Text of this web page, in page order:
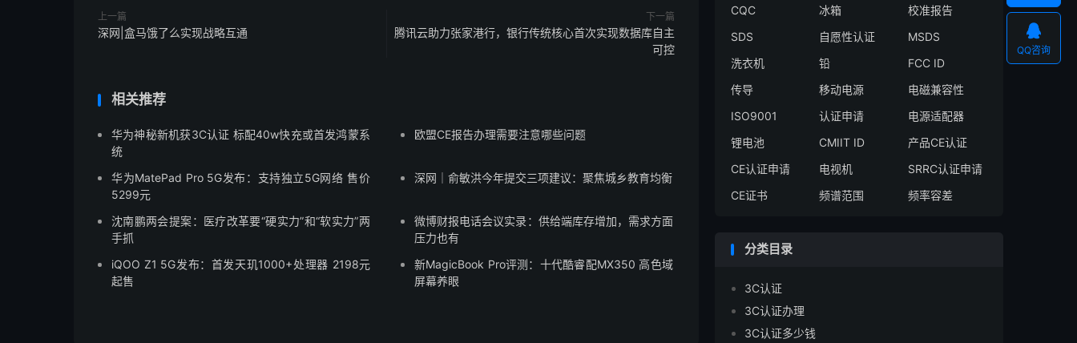
上一篇
深网|盒马饿了么实现战略互通
下一篇
腾讯云助力张家港行，银行传统核心首次实现数据库自主
可控
相关推荐
华为神秘新机获3C认证 标配40w快充或首发鸿蒙系
统
欧盟CE报告办理需要注意哪些问题
华为MatePad Pro 5G发布：支持独立5G网络 售价
5299元
深网｜俞敏洪今年提交三项建议：聚焦城乡教育均衡
沈南鹏两会提案：医疗改革要“硬实力”和“软实力”两
手抓
微博财报电话会议实录：供给端库存增加，需求方面
压力也有
iQOO Z1 5G发布：首发天玑1000+处理器 2198元
起售
新MagicBook Pro评测：十代酷睿配MX350 高色域
屏幕养眼
CQC
冰箱
校准报告
SDS
自愿性认证
MSDS
洗衣机
铅
FCC ID
传导
移动电源
电磁兼容性
ISO9001
认证申请
电源适配器
锂电池
CMIIT ID
产品CE认证
CE认证申请
电视机
SRRC认证申请
CE证书
频谱范围 频率容差
分类目录
3C认证
3C认证办理
3C认证多少钱

QQ咨询